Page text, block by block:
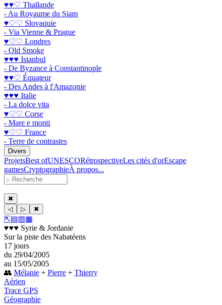
♥♥♡ Thaïlande
- Au Royaume du Siam
♥♡♡ Slovaquie
- Via Vienne & Prague
♥♡♡ Londres
- Old Smoke
♥♥♥ Istanbul
- De Byzance à Constantinople
♥♥♡ Équateur
- Des Andes à l'Amazonie
♥♥♥ Italie
- La dolce vita
♥♡♡ Corse
- Mare e monti
♥♡♡ France
- Terre de contrastes
Divers
ProjetsBest ofUNESCORétrospectiveLes cités d'orEscape
gamesCryptographieÀ propos...
✖
◁
▷ ✖
⇱▤▥▦
♥♥♥ Syrie & Jordanie
Sur la piste des Nabatéens
17 jours
du 29/04/2005
au 15/05/2005
👥 Mélanie + Pierre + Thierry
Aérien
Trace GPS
Géographie